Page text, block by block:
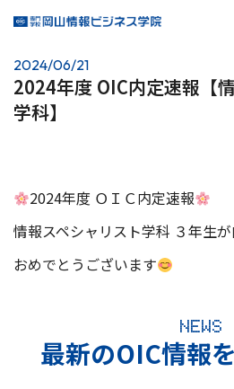
2024/06/21
2024年度 OIC内定速報【
学科】
2024年度 ＯＩＣ内定速報
情報スペシャリスト学科 ３年生
おめでとうございます
NEWS
最新のOIC情報